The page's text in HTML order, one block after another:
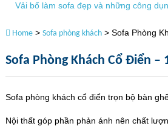
Vải bố làm sofa đẹp và những công dụng
Home> Sofa phòng khách> Sofa Phòng
Sofa Phòng Khách Cổ Điển –
Sofa phòng khách cổ điển trọn bộ bàn
Nội thất góp phần phản ánh nên chất